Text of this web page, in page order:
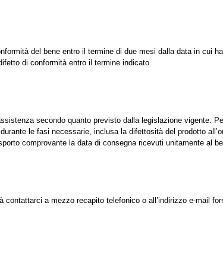
del bene entro il termine di due mesi dalla data in cui
di conformità entro il termine indicato.
secondo quanto previsto dalla legislazione vigente.
le fasi necessarie, inclusa la difettosità del prodotto
comprovante la data di consegna ricevuti unitamente al
contattarci a mezzo recapito telefonico o all’indirizzo e-mail